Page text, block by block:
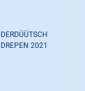
2021